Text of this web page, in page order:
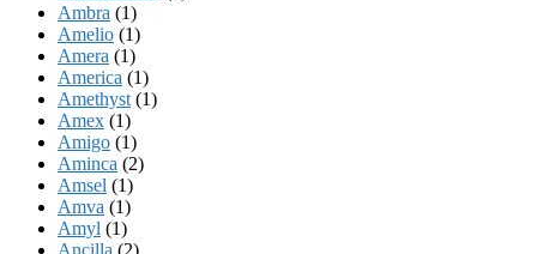
Ambra (1)
Amelio (1)
Amera (1)
America (1)
Amethyst (1)
Amex (1)
Amigo (1)
Aminca (2)
Amsel (1)
Amva (1)
Amyl (1)
Ancilla (2)